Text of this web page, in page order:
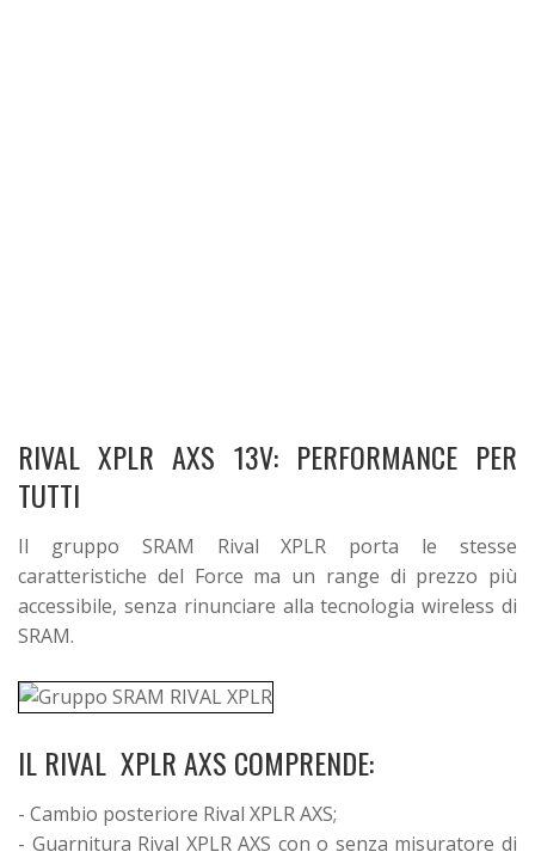
RIVAL XPLR AXS 13V: PERFORMANCE PER
TUTTI
Il gruppo SRAM Rival XPLR porta le stesse
caratteristiche del Force ma un range di prezzo più
accessibile, senza rinunciare alla tecnologia wireless di
SRAM.
IL RIVAL XPLR AXS COMPRENDE:
- Cambio posteriore Rival XPLR AXS;
- Guarnitura Rival XPLR AXS con o senza misuratore di